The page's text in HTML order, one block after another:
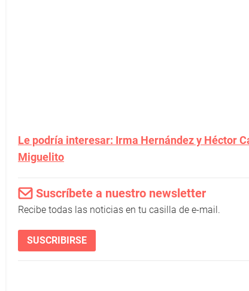
Le podría interesar: Irma Hernández y Héctor
Miguelito
Suscríbete a nuestro newsletter
Recibe todas las noticias en tu casilla de e-mail.
SUSCRIBIRSE